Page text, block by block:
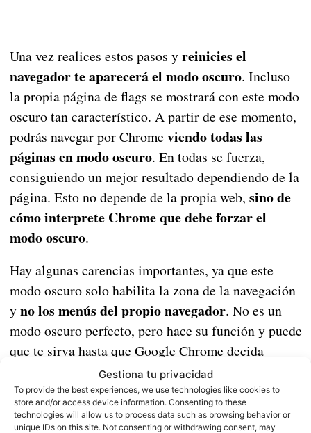
Gestiona tu privacidad
To provide the best experiences, we use technologies like cookies to
store and/or access device information. Consenting to these
technologies will allow us to process data such as browsing behavior or
unique IDs on this site. Not consenting or withdrawing consent, may
Una vez realices estos pasos yreinicies el
navegador te aparecerá el modo oscuro. Incluso
la propia página de flags se mostrará con este modo
oscuro tan característico. A partir de ese momento,
podrás navegar por Chrome viendo todas las
páginas en modo oscuro. En todas se fuerza,
consiguiendo un mejor resultado dependiendo de la
página. Esto no depende de la propia web, sino de
cómo interprete Chrome que debe forzar el
modo oscuro.
Hay algunas carencias importantes, ya que este
modo oscuro solo habilita la zona de la navegación
yno los menús del propio navegador. No es un
modo oscuro perfecto, pero hace su función y puede
que te sirva hasta que Google Chrome decida
lanzarlo de forma oficial y estable.
Chrome Canary (inestable)
Price:Free